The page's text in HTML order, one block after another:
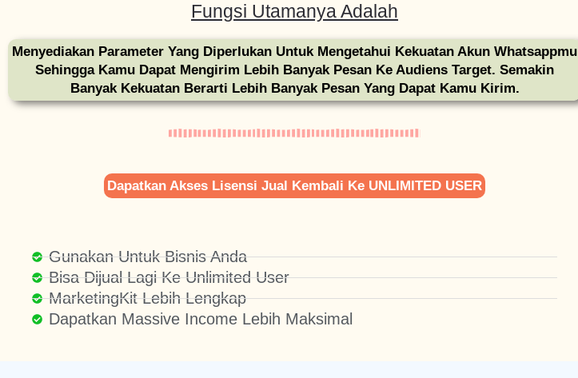
Fungsi Utamanya Adalah
Menyediakan Parameter Yang Diperlukan Untuk Mengetahui Kekuatan Akun Whatsappmu
Sehingga Kamu Dapat Mengirim Lebih Banyak Pesan Ke Audiens Target. Semakin
Banyak Kekuatan Berarti Lebih Banyak Pesan Yang Dapat Kamu Kirim.
Dapatkan Akses Lisensi Jual Kembali Ke UNLIMITED USER
Gunakan Untuk Bisnis Anda
Bisa Dijual Lagi Ke Unlimited User
MarketingKit Lebih Lengkap
Dapatkan Massive Income Lebih Maksimal